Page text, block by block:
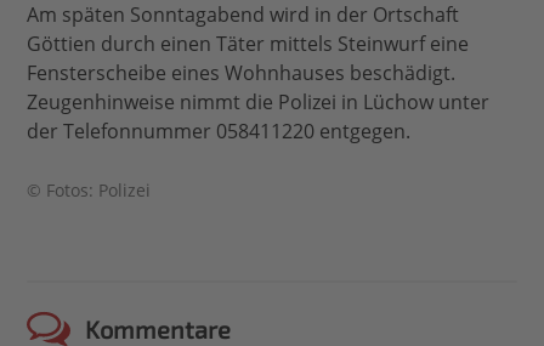
Am späten Sonntagabend wird in der Ortschaft
Göttien durch einen Täter mittels Steinwurf eine
Fensterscheibe eines Wohnhauses beschädigt.
Zeugenhinweise nimmt die Polizei in Lüchow unter
der Telefonnummer 058411220 entgegen.
© Fotos: Polizei
Kommentare